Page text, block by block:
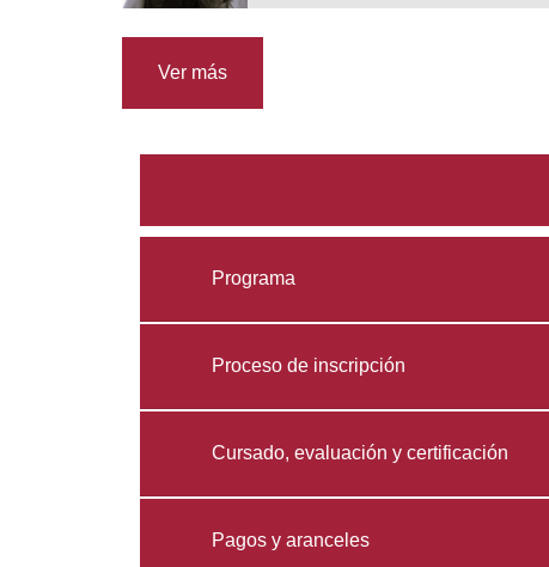
Ver más
Programa
Proceso de inscripción
Cursado, evaluación y certificación
Pagos y aranceles